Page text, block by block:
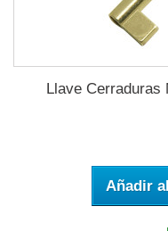
Llave Cerraduras
Añadir